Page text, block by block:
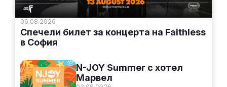
06.08.2026
Спечели билет за концерта на Faithless
в София
N-JOY Summer с хотел
Марвел